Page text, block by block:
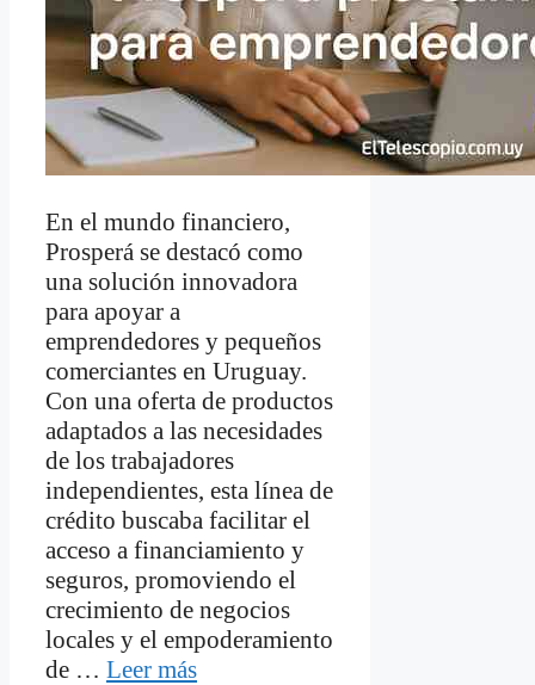
En el mundo financiero,
Prosperá se destacó como
una solución innovadora
para apoyar a
emprendedores y pequeños
comerciantes en Uruguay.
Con una oferta de productos
adaptados a las necesidades
de los trabajadores
independientes, esta línea de
crédito buscaba facilitar el
acceso a financiamiento y
seguros, promoviendo el
crecimiento de negocios
locales y el empoderamiento
de … Leer más